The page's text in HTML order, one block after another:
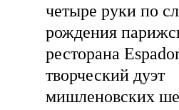
четыре руки по
рождения
ресторана
творческий дуэт
мишленовских